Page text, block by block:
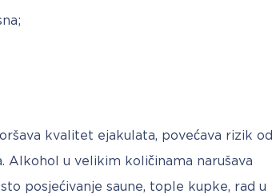
kvalitet ejakulata, povećava rizik od
u velikim količinama narušava
posjećivanje saune, tople kupke, rad u